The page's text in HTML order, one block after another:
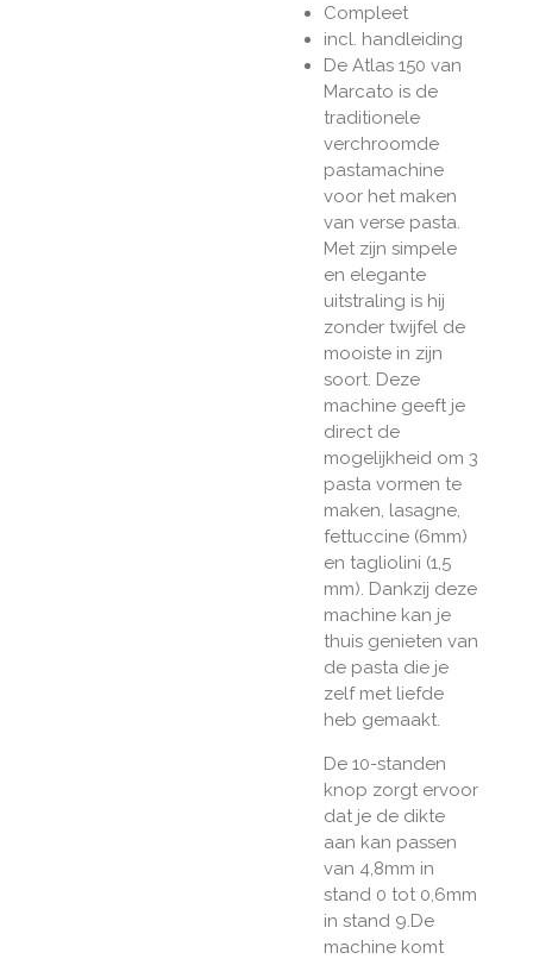
Compleet
incl. handleiding
De Atlas 150 van
Marcato is de
traditionele
verchroomde
pastamachine
voor het maken
van verse pasta.
Met zijn simpele
en elegante
uitstraling is hij
zonder twijfel de
mooiste in zijn
soort. Deze
machine geeft je
direct de
mogelijkheid om 3
pasta vormen te
maken, lasagne,
fettuccine (6mm)
en tagliolini (1,5
mm). Dankzij deze
machine kan je
thuis genieten van
de pasta die je
zelf met liefde
heb gemaakt.
De 10-standen
knop zorgt ervoor
dat je de dikte
aan kan passen
van 4,8mm in
stand 0 tot 0,6mm
in stand 9.De
machine komt